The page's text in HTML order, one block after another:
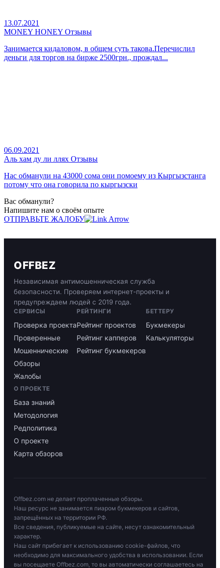
13.07.2021
MONEY HONEY Отзывы
Занимается кидаловом, в общем суть такова.Перечислил
деньги для торгов на бирже 2500грн., прождал...
06.09.2021
Аль хам ду ли ллях Отзывы
Нас обманули на 43000 сома они помоему из Кыргызстанга
потому что она говорила по кыргызски
Вас обманули?
Напишите нам о своём опыте
ОТПРАВЬТЕ ЖАЛОБУ
OFFBEZ
Независимая антимошенническая служба
безопасности. Проверяем интернет-проекты и
предупреждаем людей с 2019 года.
СЕРВИСЫ
Проверка проекта
Проверенные
Мошеннические
Обзоры
Жалобы
РЕЙТИНГИ
Рейтинг проектов
Рейтинг капперов
Рейтинг букмекеров
БЕТТЕРУ
Букмекеры
Калькуляторы
О ПРОЕКТЕ
База знаний
Методология
Редполитика
О проекте
Карта обзоров
Offbez.com не делает проплаченные обзоры.
Наш ресурс не занимается пиаром букмекеров и сайтов,
запрещённых на территории РФ.
Все сведения, публикуемые на сайте, несут ознакомительный
характер.
Наш сайт прибегает к использованию cookie-файлов, что
необходимо для максимального удобства в использовании. Если
вы посещаете Offbez.com, то вы автоматически соглашаетесь на